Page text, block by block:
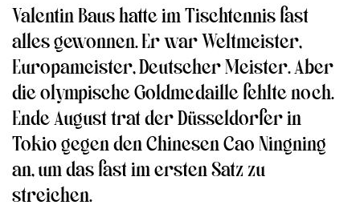
Valentin Baus hatte im Tischtennis fast
alles gewonnen. Er war Weltmeister,
Europameister, Deutscher Meister. Aber
die olympische Goldmedaille fehlte noch.
Ende August trat der Düsseldorfer in
Tokio gegen den Chinesen Cao Ningning
an, um das fast im ersten Satz zu
streichen.